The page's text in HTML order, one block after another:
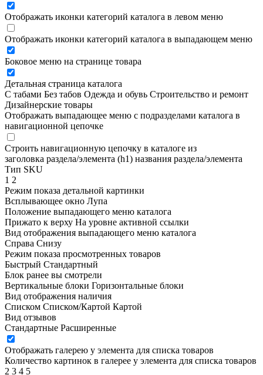
Отображать иконки категорий каталога в левом меню
Отображать иконки категорий каталога в выпадающем меню
Боковое меню на странице товара
Детальная страница каталога
С табами Без табов Одежда и обувь Строительство и ремонт
Дизайнерские товары
Отображать выпадающее меню с подразделами каталога в
навигационной цепочке
Строить навигационную цепочку в каталоге из
заголовка раздела/элемента (h1) названия раздела/элемента
Тип SKU
1 2
Режим показа детальной картинки
Всплывающее окно Лупа
Положение выпадающего меню каталога
Прижато к верху На уровне активной ссылки
Вид отображения выпадающего меню каталога
Справа Снизу
Режим показа просмотренных товаров
Быстрый Стандартный
Блок ранее вы смотрели
Вертикальные блоки Горизонтальные блоки
Вид отображения наличия
Списком Списком/Картой Картой
Вид отзывов
Стандартные Расширенные
Отображать галерею у элемента для списка товаров
Количество картинок в галерее у элемента для списка товаров
2 3 4 5